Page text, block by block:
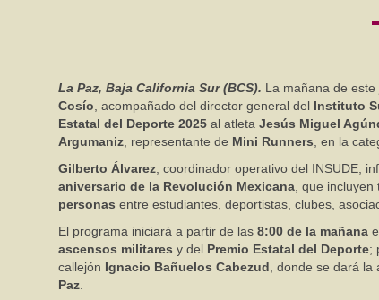
La Paz, Baja California Sur (BCS). La mañana de este
Cosío , acompañado del director general del Instituto
Estatal del Deporte 2025 al atleta Jesús Miguel
Argumaniz , representante de Mini Runners , en la
Gilberto Álvarez , coordinador operativo del INSUDE,
aniversario de la Revolución Mexicana , que
personas entre estudiantes, deportistas, clubes,
El programa iniciará a partir de las 8:00 de la mañana
ascensos militares y del Premio Estatal del Deporte;
callejón Ignacio Bañuelos Cabezud , donde se dará
Paz